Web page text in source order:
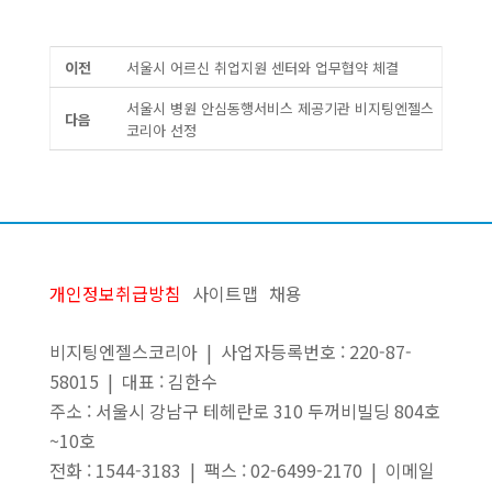
이전 서울시 어르신 취업지원 센터와 업무협약 체결
다음
서울시 병원 안심동행서비스 제공기관 비지팅엔젤스
코리아 선정
개인정보취급방침 사이트맵 채용
비지팅엔젤스코리아 | 사업자등록번호 : 220-87-
58015 | 대표 : 김한수
주소 : 서울시 강남구 테헤란로 310 두꺼비빌딩 804호
~10호
전화 : 1544-3183 | 팩스 : 02-6499-2170 | 이메일